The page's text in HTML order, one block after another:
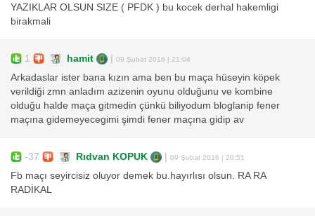
YAZIKLAR OLSUN SIZE ( PFDK ) bu kocek derhal hakemligi
birakmali
1 hamit 09 Şubat 2016 | 21:04
Arkadaslar ister bana kızın ama ben bu maça hüseyin köpek
verildiği zmn anladım azizenin oyunu olduğunu ve kombine
olduğu halde maça gitmedin çünkü biliyodum bloglanip fener
maçına gidemeyecegimi şimdi fener maçına gidip av
-37 Rıdvan KOPUK 09 Şubat 2016 | 20:51
Fb maçı seyircisiz oluyor demek bu.hayırlısı olsun. RA RA
RADİKAL